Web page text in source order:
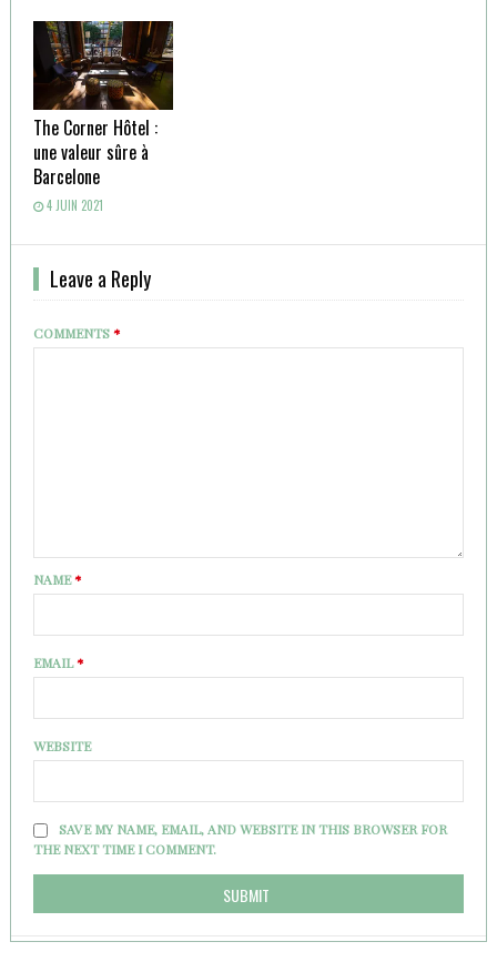
The Corner Hôtel :
une valeur sûre à
Barcelone
4 JUIN 2021
Leave a Reply
COMMENTS*
NAME*
EMAIL*
WEBSITE
SAVE MY NAME, EMAIL, AND WEBSITE IN THIS BROWSER FOR
THE NEXT TIME I COMMENT.